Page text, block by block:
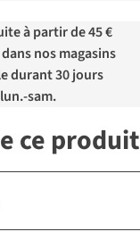
à partir de 45 €
nos magasins
durant 30 jours
sam.
ce produit